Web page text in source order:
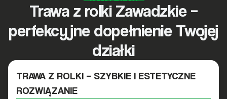
Trawa z rolki Zawadzkie –
perfekcyjne dopełnienie Twojej
działki
TRAWA Z ROLKI – SZYBKIE I ESTETYCZNE
ROZWIĄZANIE